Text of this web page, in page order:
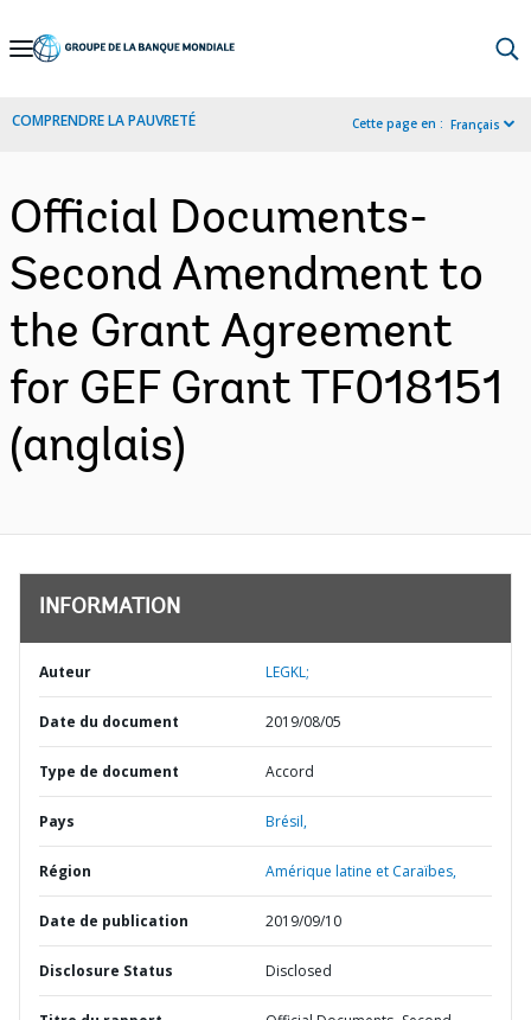
Skip
Navigation
COMPRENDRE LA PAUVRETÉ Cette page en : Français
Official Documents-
Second Amendment to
the Grant Agreement
for GEF Grant TF018151
(anglais)
INFORMATION
Auteur LEGKL;
Date du document 2019/08/05
Type de document Accord
Pays Brésil,
Région Amérique latine et Caraïbes,
Date de publication 2019/09/10
Disclosure Status Disclosed